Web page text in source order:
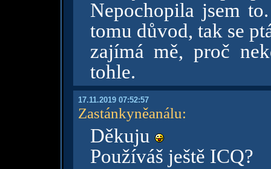
Nepochopila jsem
tomu důvod, tak se
zajímá mě, proč
tohle.
17.11.2019 07:52:57
Zastánkyněanálu:
Děkuju
Používáš ještě ICQ?